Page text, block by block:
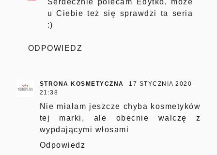
Serdecznie polecam Edytko, może
u Ciebie też się sprawdzi ta seria
:)
ODPOWIEDZ
STRONA KOSMETYCZNA
17 STYCZNIA 2020
21:38
Nie miałam jeszcze chyba kosmetyków
tej marki, ale obecnie walczę z
wypdającymi włosami
Odpowiedz